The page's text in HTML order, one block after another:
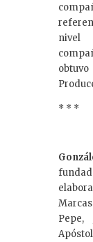
nivel
* * *